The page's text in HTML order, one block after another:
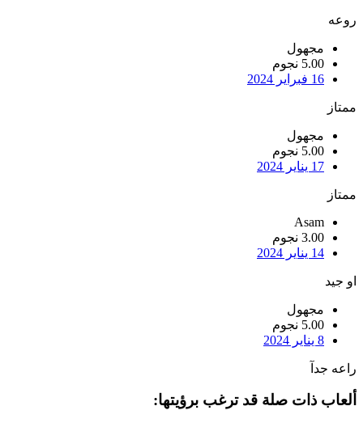
روعه
مجهول
5.00 نجوم
16 فبراير 2024
ممتاز
مجهول
5.00 نجوم
17 يناير 2024
ممتاز
Asam
3.00 نجوم
14 يناير 2024
او جيد
مجهول
5.00 نجوم
8 يناير 2024
راعه جدآ
ألعاب ذات صلة قد ترغب برؤيتها: